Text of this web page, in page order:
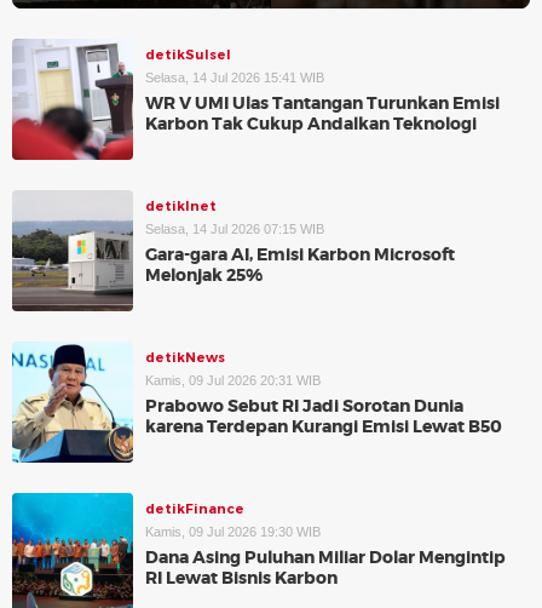
detikSulsel
Selasa, 14 Jul 2026 15:41 WIB
WR V UMI Ulas Tantangan Turunkan Emisi
Karbon Tak Cukup Andalkan Teknologi
detikInet
Selasa, 14 Jul 2026 07:15 WIB
Gara-gara AI, Emisi Karbon Microsoft
Melonjak 25%
detikNews
Kamis, 09 Jul 2026 20:31 WIB
Prabowo Sebut RI Jadi Sorotan Dunia
karena Terdepan Kurangi Emisi Lewat B50
detikFinance
Kamis, 09 Jul 2026 19:30 WIB
Dana Asing Puluhan Miliar Dolar Mengintip
RI Lewat Bisnis Karbon